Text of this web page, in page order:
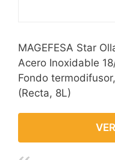
MAGEFESA Star
Acero Inoxidable
Fondo
(Recta, 8L)